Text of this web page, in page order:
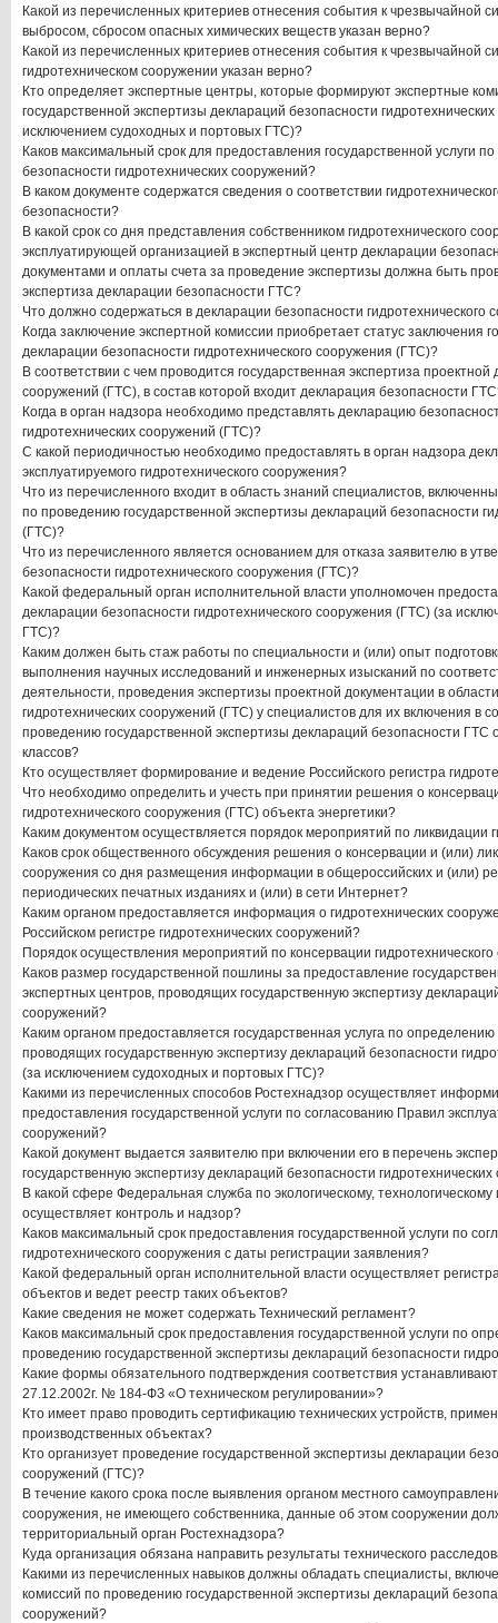
Какой из перечисленных критериев отнесения события к чрезвычайной
выбросом, сбросом опасных химических веществ указан верно?
Какой из перечисленных критериев отнесения события к чрезвычайной
гидротехническом сооружении указан верно?
Кто определяет экспертные центры, которые формируют экспертные
государственной экспертизы деклараций безопасности
исключением судоходных и портовых ГТС)?
Каков максимальный срок для предоставления государственной услуги
безопасности гидротехнических сооружений?
В каком документе содержатся сведения о соответствии
безопасности?
В какой срок со дня представления собственником гидротехнического
эксплуатирующей организацией в экспертный центр декларации
документами и оплаты счета за проведение экспертизы должна быть
экспертиза декларации безопасности ГТС?
Что должно содержаться в декларации безопасности гидротехнического
Когда заключение экспертной комиссии приобретает статус заключения
декларации безопасности гидротехнического сооружения (ГТС)?
В соответствии с чем проводится государственная экспертиза проектной
сооружений (ГТС), в состав которой входит декларация безопасности
Когда в орган надзора необходимо представлять декларацию
гидротехнических сооружений (ГТС)?
С какой периодичностью необходимо предоставлять в орган надзора
эксплуатируемого гидротехнического сооружения?
Что из перечисленного входит в область знаний специалистов,
по проведению государственной экспертизы деклараций безопасности
(ГТС)?
Что из перечисленного является основанием для отказа заявителю в
безопасности гидротехнического сооружения (ГТС)?
Какой федеральный орган исполнительной власти уполномочен
декларации безопасности гидротехнического сооружения (ГТС) (за
ГТС)?
Каким должен быть стаж работы по специальности и (или) опыт
выполнения научных исследований и инженерных изысканий по
деятельности, проведения экспертизы проектной документации в
гидротехнических сооружений (ГТС) у специалистов для их включения в
проведению государственной экспертизы деклараций безопасности ГТС
классов?
Кто осуществляет формирование и ведение Российского регистра
Что необходимо определить и учесть при принятии решения о
гидротехнического сооружения (ГТС) объекта энергетики?
Каким документом осуществляется порядок мероприятий по ликвидации
Каков срок общественного обсуждения решения о консервации и (или)
сооружения со дня размещения информации в общероссийских и (или)
периодических печатных изданиях и (или) в сети Интернет?
Каким органом предоставляется информация о гидротехнических
Российском регистре гидротехнических сооружений?
Порядок осуществления мероприятий по консервации
Каков размер государственной пошлины за предоставление
экспертных центров, проводящих государственную экспертизу
сооружений?
Каким органом предоставляется государственная услуга по
проводящих государственную экспертизу деклараций безопасности
(за исключением судоходных и портовых ГТС)?
Какими из перечисленных способов Ростехнадзор осуществляет
предоставления государственной услуги по согласованию Правил
сооружений?
Какой документ выдается заявителю при включении его в перечень
государственную экспертизу деклараций безопасности
В какой сфере Федеральная служба по экологическому,
осуществляет контроль и надзор?
Каков максимальный срок предоставления государственной услуги по
гидротехнического сооружения с даты регистрации заявления?
Какой федеральный орган исполнительной власти осуществляет
объектов и ведет реестр таких объектов?
Какие сведения не может содержать Технический регламент?
Каков максимальный срок предоставления государственной услуги по
проведению государственной экспертизы деклараций безопасности
Какие формы обязательного подтверждения соответствия
27.12.2002г. № 184-ФЗ «О техническом регулировании»?
Кто имеет право проводить сертификацию технических устройств,
производственных объектах?
Кто организует проведение государственной экспертизы декларации
сооружений (ГТС)?
В течение какого срока после выявления органом местного
сооружения, не имеющего собственника, данные об этом сооружении
территориальный орган Ростехнадзора?
Куда организация обязана направить результаты технического
Какими из перечисленных навыков должны обладать специалисты,
комиссий по проведению государственной экспертизы деклараций
сооружений?